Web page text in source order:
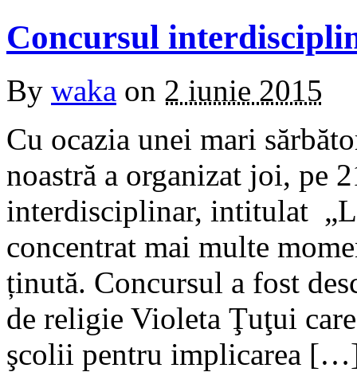
Concursul
By waka on 2 iunie 2015
Cu ocazia unei mari
noastră a organizat joi, pe
interdisciplinar, intitulat
concentrat mai multe
ținută. Concursul a fost
de religie Violeta Ţuţui
şcolii pentru implicarea